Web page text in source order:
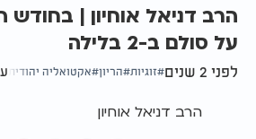
הרב דניאל אוחיון | בחודש
על סולם ב-2 בלילה
לפני 2 שנים זוגיות הריון אקטואליה יהודית
הרב דניאל אוחיון